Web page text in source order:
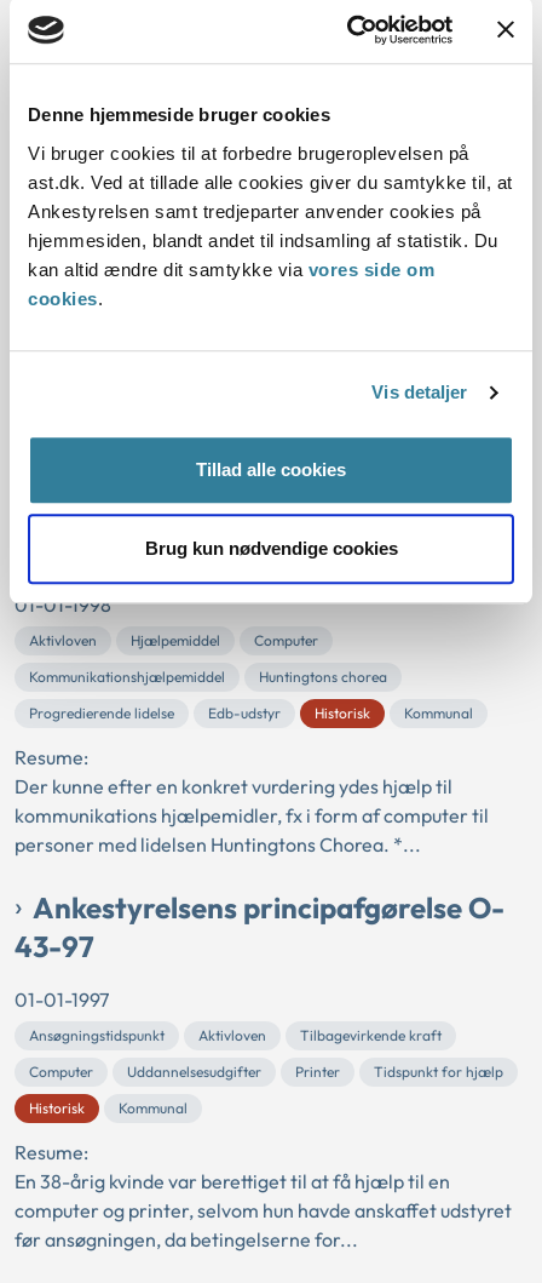
Denne hjemmeside bruger cookies
Vi bruger cookies til at forbedre brugeroplevelsen på
ast.dk. Ved at tillade alle cookies giver du samtykke til, at
Ankestyrelsen samt tredjeparter anvender cookies på
hjemmesiden, blandt andet til indsamling af statistik. Du
kan altid ændre dit samtykke via vores side om
cookies.
Vis detaljer
Tillad alle cookies
Brug kun nødvendige cookies
forbrugsgoder efter servicelovens § 98. Ankestyrelsen har
Ankestyrelsens principafgørelse O-
34-99
01-01-1999
Børn Ressourceforløb Aktivloven
Serviceloven
Almenboligloven
Merudgifter til voksne Børn
Computer
Udgiften til en almindelig computer til eget personligt brug
Ankestyrelsens principafgørelse O-
01-01-1998
Aktivloven Hjælpemiddel
Computer
Kommunikationshjælpemiddel
Huntingtons chorea
Progredierende lidelse
Edb-udstyr Historisk Kommunal
Resume:
Der kunne efter en konkret vurdering ydes hjælp til
kommunikations hjælpemidler, fx i form af computer til
personer med lidelsen Huntingtons Chorea. *...
Ankestyrelsens principafgørelse O-
43-97
01-01-1997
Ansøgningstidspunkt Aktivloven
Tilbagevirkende kraft
Computer
Uddannelsesudgifter Printer
Tidspunkt for hjælp
Historisk
Kommunal
Resume:
En 38-årig kvinde var berettiget til at få hjælp til en
computer og printer, selvom hun havde anskaffet udstyret
før ansøgningen, da betingelserne for...